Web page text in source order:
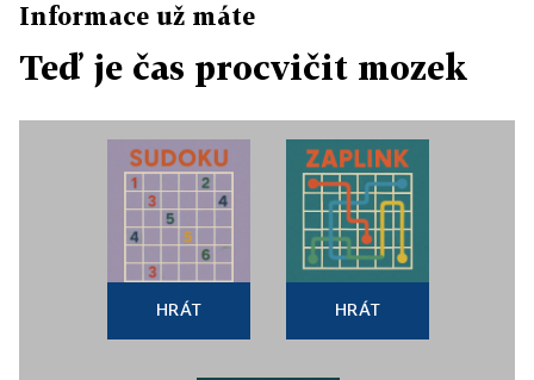
Informace už máte
Teď je čas procvičit mozek
HRÁT HRÁT